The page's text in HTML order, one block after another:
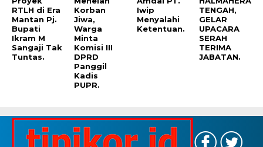
RTLH di Era
Mantan Pj.
Bupati
Ikram M
Sangaji Tak
Tuntas.
Korban
Jiwa,
Warga
Minta
Komisi III
DPRD
Panggil
Kadis
PUPR.
Iwip
Menyalahi
Ketentuan.
TENGAH,
GELAR
UPACARA
SERAH
TERIMA
JABATAN.